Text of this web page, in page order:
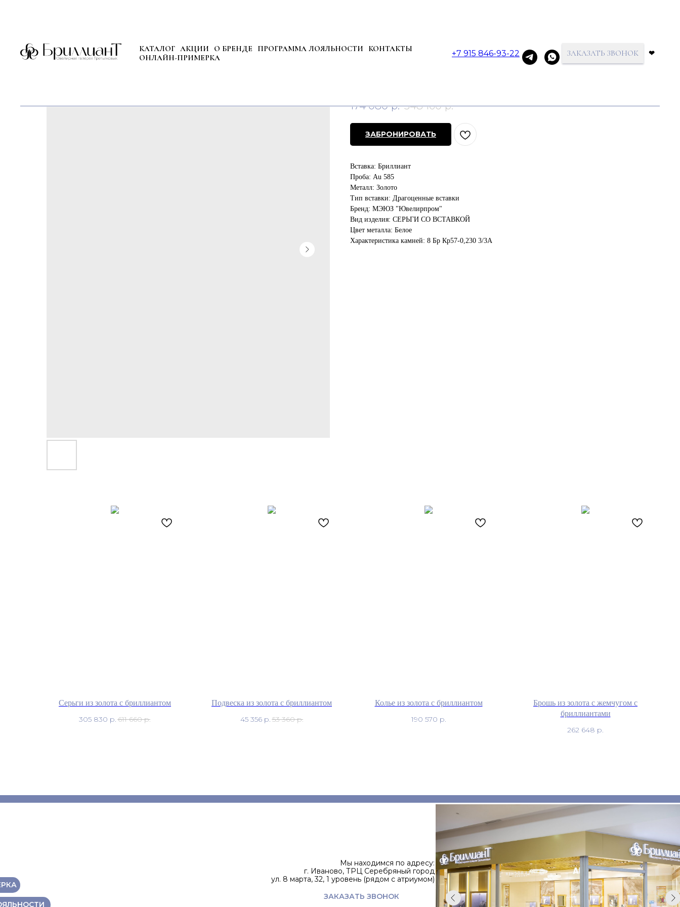
КАТАЛОГ АКЦИИ О БРЕНДЕ ПРОГРАММА ЛОЯЛЬНОСТИ
КОНТАКТЫ
ОНЛАЙН-ПРИМЕРКА
+7 915 846-93-22 ЗАКАЗАТЬ ЗВОНОК ❤
174 080 р. 348 160 р.
ЗАБРОНИРОВАТЬ
Вставка: Бриллиант
Проба: Au 585
Металл: Золото
Тип вставки: Драгоценные вставки
Бренд: МЭЮЗ "Ювелирпром"
Вид изделия: СЕРЬГИ СО ВСТАВКОЙ
Цвет металла: Белое
Характеристика камней: 8 Бр Кp57-0,230 3/3А
Серьги из золота с бриллиантом
305 830 р. 611 660 р.
Подвеска из золота с бриллиантом
45 356 р.53 360 р.
Колье из золота с бриллиантом
190 570 р.
Брошь из золота с жемчугом с
бриллиантами
262 648 р.
Мы находимся по адресу:
г. Иваново, ТРЦ Серебряный город
ул. 8 марта, 32, 1 уровень (рядом с атриумом)
ЗАКАЗАТЬ ЗВОНОК